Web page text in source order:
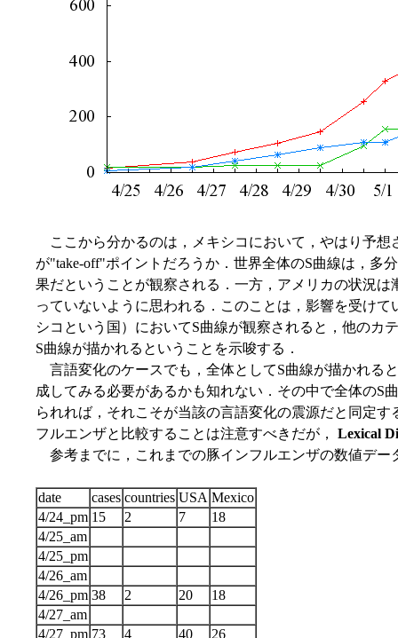
ここから分かるのは，メキシコにおいて，やはり予想
が"take-off"ポイントだろうか．世界全体のS曲線は，多
果だということが観察される．一方，アメリカの状況
っていないように思われる．このことは，影響を受け
シコという国）においてS曲線が観察されると，他のカ
S曲線が描かれるということを示唆する．
言語変化のケースでも，全体としてS曲線が描かれる
成してみる必要があるかも知れない．その中で全体のS
られれば，それこそが当該の言語変化の震源だと同定
フルエンザと比較することは注意すべきだが， Lexical
参考までに，これまでの豚インフルエンザの数値デー
date cases countries USA Mexico
4/24_pm 15 2 7
18
4/25_am
4/25_pm
4/26_am
4/26_pm 38 2 20
18
4/27_am
4/27_pm 73 4 40
26